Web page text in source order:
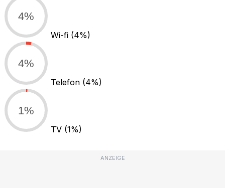
4%
Wi-fi (4%)
4%
Telefon (4%)
1%
TV (1%)
ANZEIGE